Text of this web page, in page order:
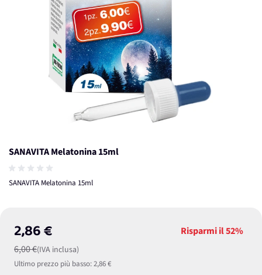
SANAVITA Melatonina 15ml
SANAVITA Melatonina 15ml
2,86 €
6,00 €(IVA inclusa)
Risparmi il52%
Ultimo prezzo più basso:2,86 €